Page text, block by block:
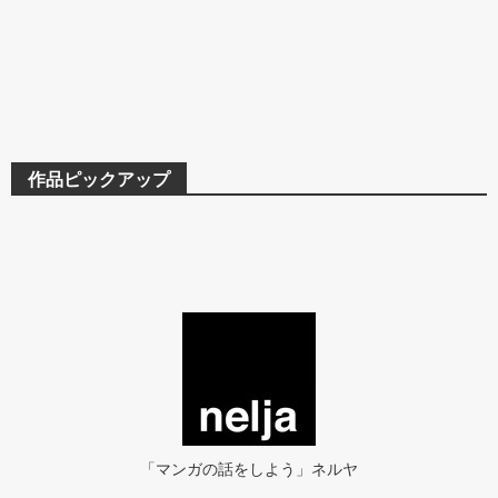
作品ピックアップ
「マンガの話をしよう」ネルヤ